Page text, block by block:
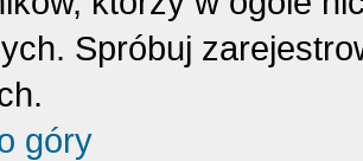
Spróbuj
góry